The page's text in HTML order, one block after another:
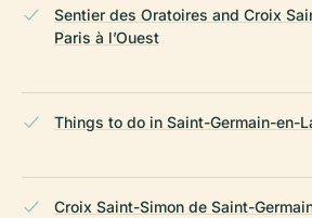
Sentier des Oratoires and Croix
Paris à l’Ouest
Things to do in Saint-Germain-en-
Croix Saint-Simon de Saint-